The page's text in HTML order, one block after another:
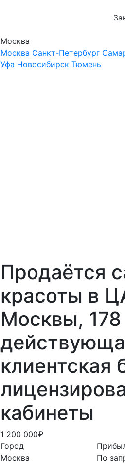
Москва
Москва Санкт-Петербург
Уфа Новосибирск Тюмень
Продаётся
красоты в
Москвы, 178
клиентская
кабинеты
1 200 000₽
Город
Москва
По